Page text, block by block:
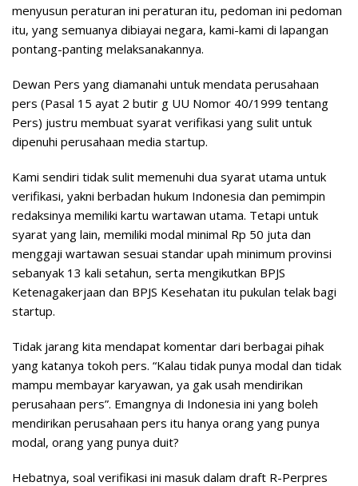
menyusun peraturan ini peraturan itu, pedoman ini pedoman
itu, yang semuanya dibiayai negara, kami-kami di lapangan
pontang-panting melaksanakannya.
Dewan Pers yang diamanahi untuk mendata perusahaan
pers (Pasal 15 ayat 2 butir g UU Nomor 40/1999 tentang
Pers) justru membuat syarat verifikasi yang sulit untuk
dipenuhi perusahaan media startup.
Kami sendiri tidak sulit memenuhi dua syarat utama untuk
verifikasi, yakni berbadan hukum Indonesia dan pemimpin
redaksinya memiliki kartu wartawan utama. Tetapi untuk
syarat yang lain, memiliki modal minimal Rp 50 juta dan
menggaji wartawan sesuai standar upah minimum provinsi
sebanyak 13 kali setahun, serta mengikutkan BPJS
Ketenagakerjaan dan BPJS Kesehatan itu pukulan telak bagi
startup.
Tidak jarang kita mendapat komentar dari berbagai pihak
yang katanya tokoh pers. “Kalau tidak punya modal dan tidak
mampu membayar karyawan, ya gak usah mendirikan
perusahaan pers”. Emangnya di Indonesia ini yang boleh
mendirikan perusahaan pers itu hanya orang yang punya
modal, orang yang punya duit?
Hebatnya, soal verifikasi ini masuk dalam draft R-Perpres